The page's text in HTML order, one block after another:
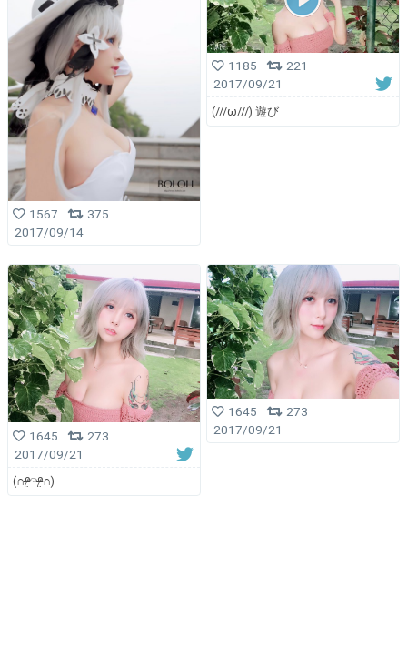
1567
375
2017/09/14
1185
221
2017/09/21
(///ω///) 遊び
1645
273
2017/09/21
(∩ᵒ̴̶̷̤⌔ᵒ̴̶̷̤∩)
1645
273
2017/09/21